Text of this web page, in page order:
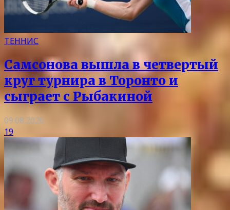
ТЕННИС
Самсонова вышла в четвертый
круг турнира в Торонто и
сыграет с Рыбакиной
09.08.2026
19